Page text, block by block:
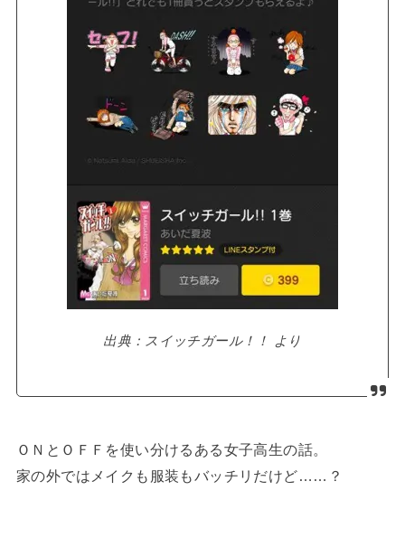
出典：スイッチガール！！ より
ＯＮとＯＦＦを使い分けるある女子高生の話。
家の外ではメイクも服装もバッチリだけど……？